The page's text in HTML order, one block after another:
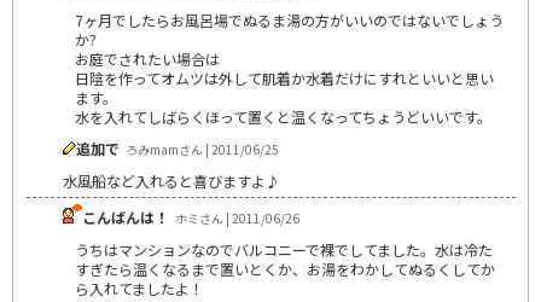
7ヶ月でしたらお風呂場でぬるま湯の方がいいのではないでしょう
か?
お庭でされたい場合は
日陰を作ってオムツは外して肌着か水着だけにすれといいと思い
ます。
水を入れてしばらくほって置くと温くなってちょうどいいです。
追加で ろみmamさん | 2011/06/25
水風船など入れると喜びますよ♪
こんばんは！
ホミさん | 2011/06/26
うちはマンションなのでバルコニーで裸でしてました。水は冷た
すぎたら温くなるまで置いとくか、お湯をわかしてぬるくしてか
ら入れてましたよ！